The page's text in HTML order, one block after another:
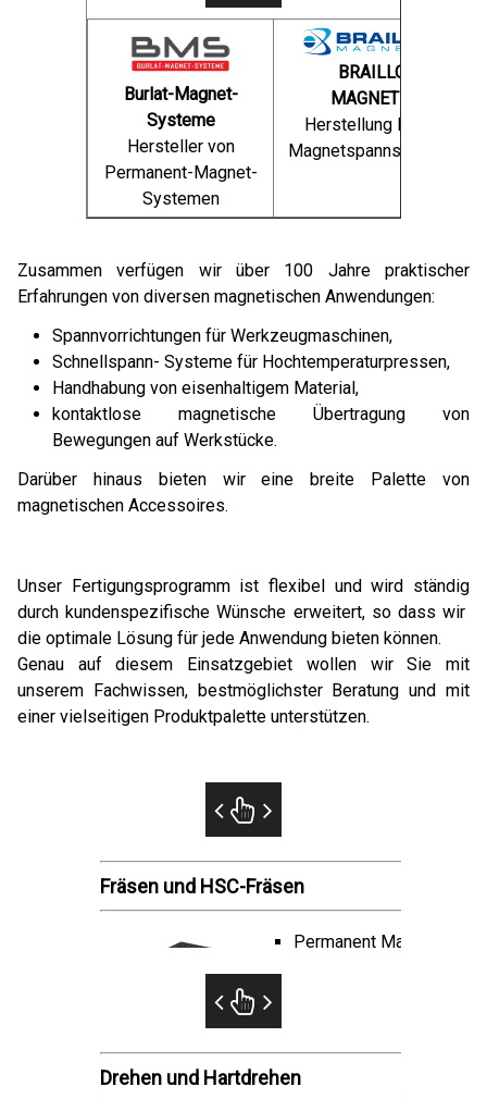
Burlat-Magnet-
Systeme
Hersteller von
Permanent-Magnet-
Systemen
BRAILLON
MAGNETICS
Herstellung EP/EM
Magnetspannsystemen
Zusammen verfügen wir über 100 Jahre praktischer
Erfahrungen von diversen magnetischen Anwendungen:
Spannvorrichtungen für Werkzeugmaschinen,
Schnellspann- Systeme für Hochtemperaturpressen,
Handhabung von eisenhaltigem Material,
kontaktlose magnetische Übertragung von
Bewegungen auf Werkstücke.
Darüber hinaus bieten wir eine breite Palette von
magnetischen Accessoires.
Unser Fertigungsprogramm ist flexibel und wird ständig
durch kundenspezifische Wünsche erweitert, so dass wir
die optimale Lösung für jede Anwendung bieten können.
Genau auf diesem Einsatzgebiet wollen wir Sie mit
unserem Fachwissen, bestmöglichster Beratung und mit
einer vielseitigen Produktpalette unterstützen.
Fräsen und HSC-Fräsen
Permanent
Drehen und Hartdrehen